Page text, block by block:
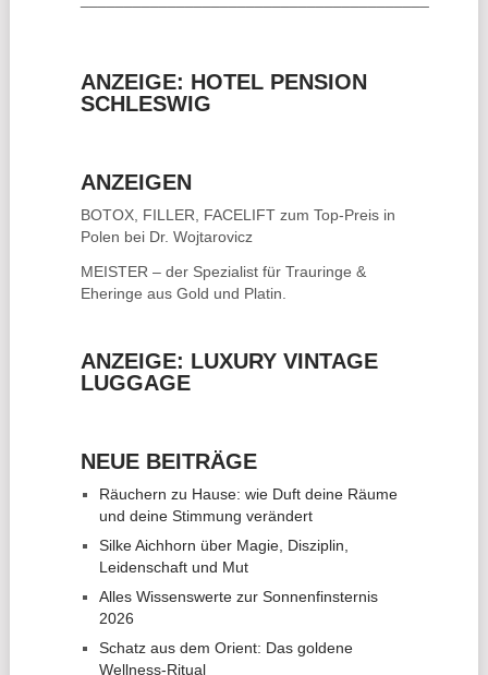
ANZEIGE: HOTEL PENSION
SCHLESWIG
ANZEIGEN
BOTOX, FILLER, FACELIFTzum Top-Preis in
Polen bei Dr. Wojtarovicz
MEISTER – der Spezialist für Trauringe &
Eheringe aus Gold und Platin.
ANZEIGE: LUXURY VINTAGE
LUGGAGE
NEUE BEITRÄGE
Räuchern zu Hause: wie Duft deine Räume
und deine Stimmung verändert
Silke Aichhorn über Magie, Disziplin,
Leidenschaft und Mut
Alles Wissenswerte zur Sonnenfinsternis
2026
Schatz aus dem Orient: Das goldene
Wellness-Ritual